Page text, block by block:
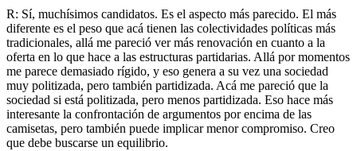
R: Sí, muchísimos candidatos. Es el aspecto más parecido. El más
diferente es el peso que acá tienen las colectividades políticas más
tradicionales, allá me pareció ver más renovación en cuanto a la
oferta en lo que hace a las estructuras partidarias. Allá por momentos
me parece demasiado rígido, y eso genera a su vez una sociedad
muy politizada, pero también partidizada. Acá me pareció que la
sociedad si está politizada, pero menos partidizada. Eso hace más
interesante la confrontación de argumentos por encima de las
camisetas, pero también puede implicar menor compromiso. Creo
que debe buscarse un equilibrio.